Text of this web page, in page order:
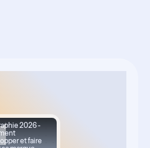
2026 -
et faire